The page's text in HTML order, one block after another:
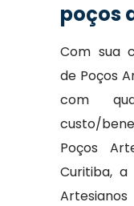
poços
Com sua
de Poços
com
custo/
Poços
Curitiba, a